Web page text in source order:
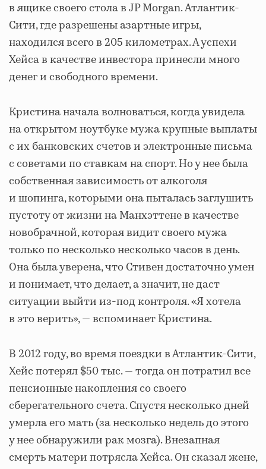
в ящике своего стола в JP Morgan. Атлантик-
Сити, где разрешены азартные игры,
находился всего в 205 километрах. А успехи
Хейса в качестве инвестора принесли много
денег и свободного времени.
Кристина начала волноваться, когда увидела
на открытом ноутбуке мужа крупные выплаты
с их банковских счетов и электронные письма
с советами по ставкам на спорт. Но у нее была
собственная зависимость от алкоголя
и шопинга, которыми она пыталась заглушить
пустоту от жизни на Манхэттене в качестве
новобрачной, которая видит своего мужа
только по несколько несколько часов в день.
Она была уверена, что Стивен достаточно умен
и понимает, что делает, а значит, не даст
ситуации выйти из-под контроля. «Я хотела
в это верить», — вспоминает Кристина.
В 2012 году, во время поездки в Атлантик-Сити,
Хейс потерял $50 тыс. — тогда он потратил все
пенсионные накопления со своего
сберегательного счета. Спустя несколько дней
умерла его мать (за несколько недель до этого
у нее обнаружили рак мозга). Внезапная
смерть матери потрясла Хейса. Он сказал жене,